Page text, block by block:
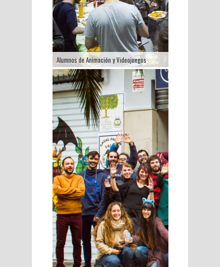
Alumnos de Animación y Videojuegos